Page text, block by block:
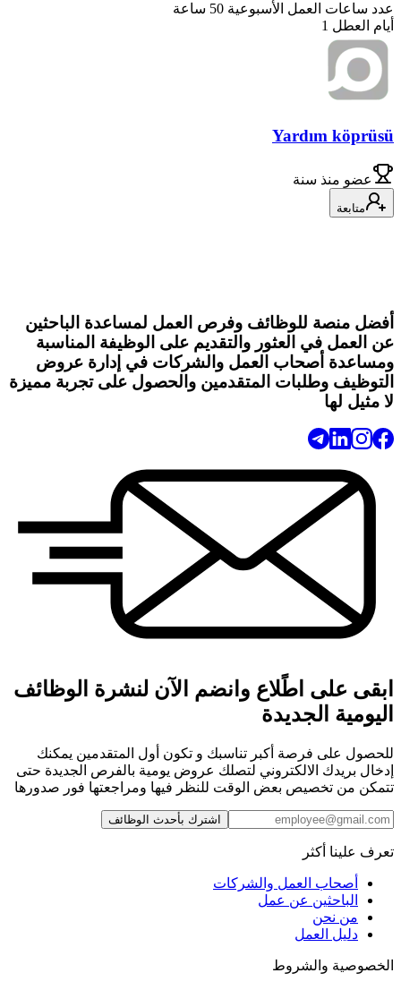
عدد ساعات العمل الأسبوعية 50 ساعة
أيام العطل 1
Yardım köprüsü
عضو منذ سنة
متابعة
أفضل منصة للوظائف وفرص العمل لمساعدة الباحثين
عن العمل في العثور والتقديم على الوظيفة المناسبة
ومساعدة أصحاب العمل والشركات في إدارة عروض
التوظيف وطلبات المتقدمين والحصول على تجربة مميزة
لا مثيل لها
ابقى على اطًلاع وانضم الآن لنشرة الوظائف
اليومية الجديدة
للحصول على فرصة أكبر تناسبك و تكون أول المتقدمين يمكنك
إدخال بريدك الالكتروني لتصلك عروض يومية بالفرص الجديدة حتى
تتمكن من تخصيص بعض الوقت للنظر فيها ومراجعتها فور صدورها
اشترك بأحدث الوظائف
تعرف علينا أكثر
أصحاب العمل والشركات
الباحثين عن عمل
من نحن
دليل العمل
الخصوصية والشروط